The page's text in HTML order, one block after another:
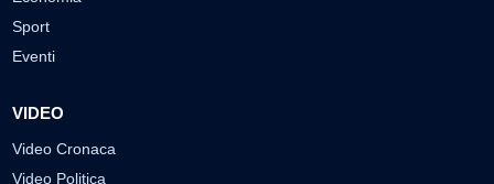
Sport
Eventi
VIDEO
Video Cronaca
Video Politica